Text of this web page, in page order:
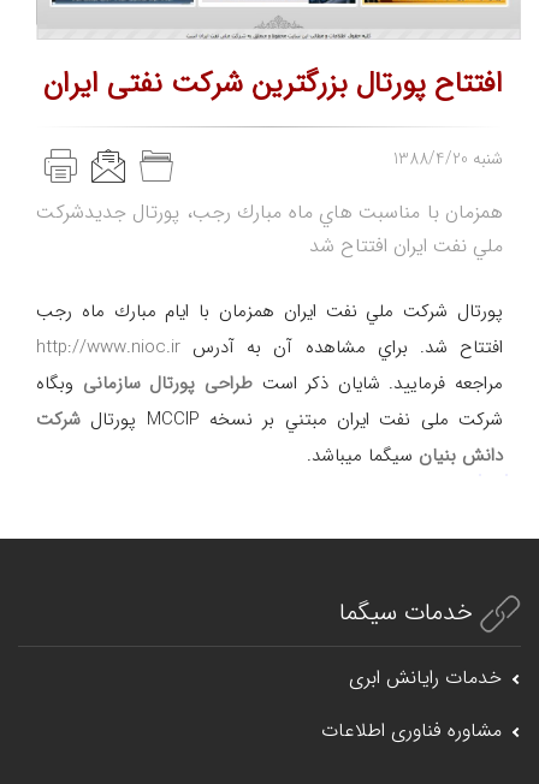
افتتاح پورتال بزرگترين شركت نفتی ايران
1388/4/20 شنبه
همزمان با مناسبت هاي ماه مبارك رجب، پورتال جديدشركت
ملي نفت ايران افتتاح شد
پورتال شركت ملي نفت ايران همزمان با ايام مبارك ماه رجب
افتتاح شد. براي مشاهده آن به آدرس http://www.nioc.ir
مراجعه فرماييد. شایان ذکر استطراحی پورتال سازمانی وبگاه
شرکت ملی نفت ایران مبتني بر نسخه MCCIP پورتال
شرکت
دانش بنیان سيگما میباشد.
خدمات سیگما
خدمات رایانش ابری
مشاوره فناوری اطلاعات